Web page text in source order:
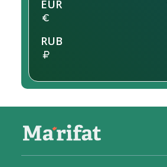
EUR
RUB